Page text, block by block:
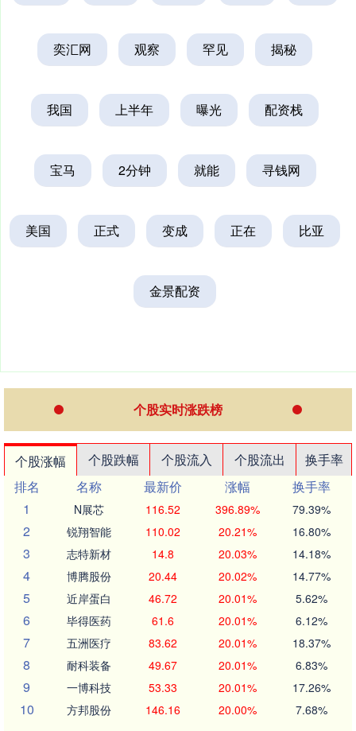
奕汇网 观察 罕见 揭秘
我国 上半年 曝光 配资栈
宝马 2分钟 就能 寻钱网
美国 正式 变成 正在 比亚
金景配资
个股实时涨跌榜
个股涨幅 个股跌幅 个股流入 个股流出
换手率
排名
名称 最新价 涨幅
换手率
1
N展芯 116.52 396.89% 79.39%
2 锐翔智能 110.02 20.21% 16.80%
3 志特新材 14.8 20.03% 14.18%
4 博腾股份 20.44 20.02% 14.77%
5 近岸蛋白 46.72 20.01% 5.62%
6 毕得医药 61.6 20.01% 6.12%
7 五洲医疗 83.62 20.01% 18.37%
8 耐科装备 49.67 20.01% 6.83%
9 一博科技 53.33 20.01% 17.26%
10 方邦股份 146.16 20.00% 7.68%